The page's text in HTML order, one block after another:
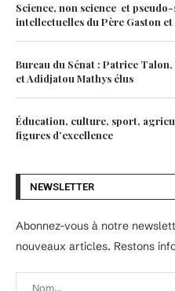
Science, non science et
intellectuelles du Père Gaston et
Bureau du Sénat : Patrice
et Adidjatou Mathys élus
Éducation, culture, sport,
figures d’excellence
NEWSLETTER
Abonnez-vous à notre
nouveaux articles. Restons